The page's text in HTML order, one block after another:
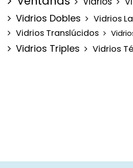
Vidrios Dobles
Vidrios
Vidrios Translúcidos
Vidrios Triples Vidrios